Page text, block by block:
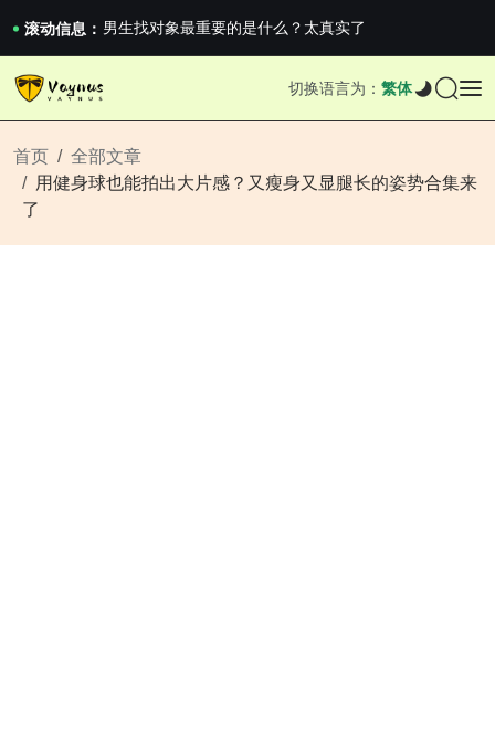
滚动信息： 2026澳网男单收官：全满贯对上全满亚，德约...
《巅峰守卫 Highguard》正式上线，官...
男生找对象最重要的是什么？太真实了
切换语言为： 繁体
首页
全部文章
用健身球也能拍出大片感？又瘦身又显腿长的姿势合集来
了